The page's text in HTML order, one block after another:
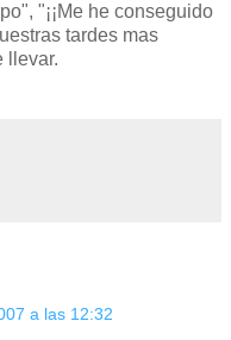
"¡¡Me he conseguido
tardes mas
llevar.
a las 12:32